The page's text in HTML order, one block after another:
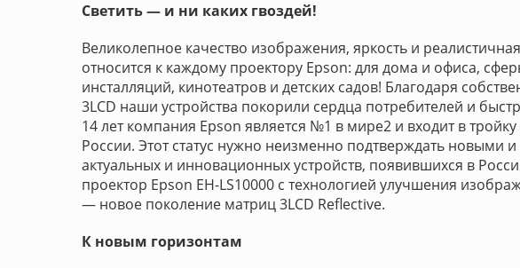
Светить — и ни каких гвоздей!
Великолепное качество изображения, яркость и
относится к каждому проектору Epson: для дома и офиса,
инсталляций, кинотеатров и детских садов! Благодаря
3LCD наши устройства покорили сердца потребителей и
14 лет компания Epson является №1 в мире2 и входит в
России. Этот статус нужно неизменно подтверждать
актуальных и инновационных устройств, появившихся в
проектор Epson EH-LS10000 с технологией улучшения
— новое поколение матриц 3LCD Reflective.
К новым горизонтам